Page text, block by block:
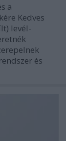
a
Kedves
levél-
és